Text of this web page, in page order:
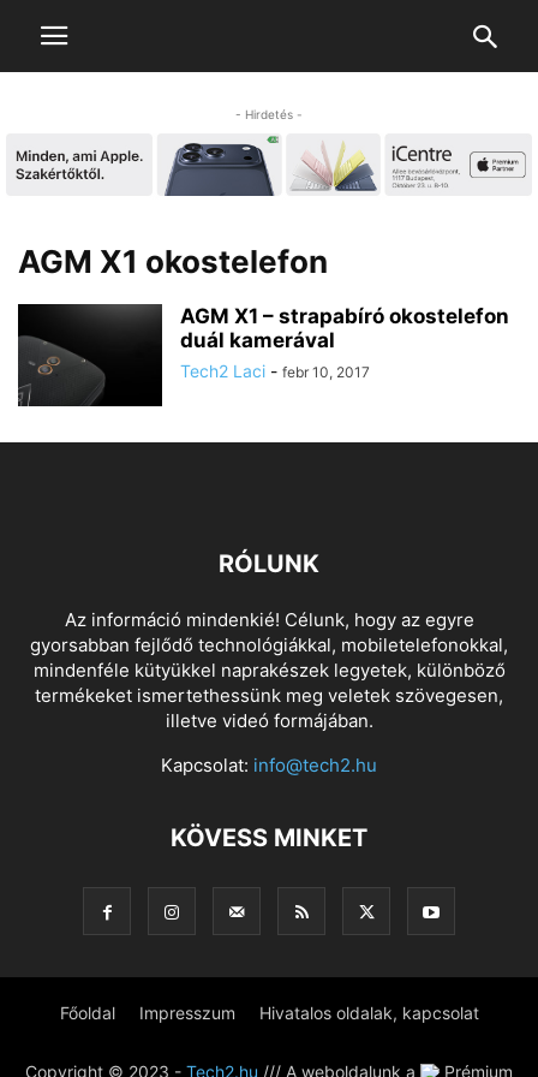
- Hirdetés -
AGM X1 okostelefon
AGM X1 – strapabíró okostelefon
duál kamerával
Tech2 Laci - febr 10, 2017
RÓLUNK
Az információ mindenkié! Célunk, hogy az egyre
gyorsabban fejlődő technológiákkal, mobiletelefonokkal,
mindenféle kütyükkel naprakészek legyetek, különböző
termékeket ismertethessünk meg veletek szövegesen,
illetve videó formájában.
Kapcsolat: info@tech2.hu
KÖVESS MINKET
Főoldal Impresszum Hivatalos oldalak, kapcsolat
Copyright © 2023 - Tech2.hu /// A weboldalunk a Prémium